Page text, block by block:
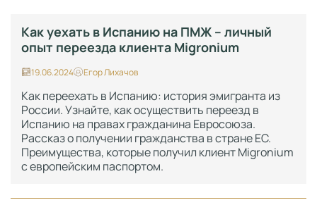
Как уехать в Испанию на ПМЖ – личный
опыт переезда клиента Migronium
19.06.2024 Егор Лихачов
Как переехать в Испанию: история эмигранта из
России. Узнайте, как осуществить переезд в
Испанию на правах гражданина Евросоюза.
Рассказ о получении гражданства в стране ЕС.
Преимущества, которые получил клиент Migronium
с европейским паспортом.